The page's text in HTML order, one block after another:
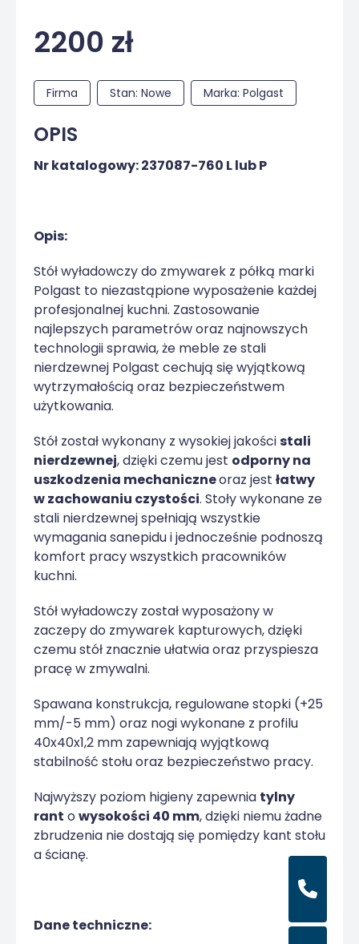
2200 zł
Firma Stan: Nowe Marka: Polgast
OPIS
Nr katalogowy: 237087-760 L lub P
Opis:
Stół wyładowczy do zmywarek z półką marki
Polgast to niezastąpione wyposażenie każdej
profesjonalnej kuchni. Zastosowanie
najlepszych parametrów oraz najnowszych
technologii sprawia, że meble ze stali
nierdzewnej Polgast cechują się wyjątkową
wytrzymałością oraz bezpieczeństwem
użytkowania.
Stół został wykonany z wysokiej jakościstali
nierdzewnej, dzięki czemu jest odporny na
uszkodzenia mechaniczneoraz jest łatwy
w zachowaniu czystości. Stoły wykonane ze
stali nierdzewnej spełniają wszystkie
wymagania sanepidu i jednocześnie podnoszą
komfort pracy wszystkich pracowników
kuchni.
Stół wyładowczy został wyposażony w
zaczepy do zmywarek kapturowych, dzięki
czemu stół znacznie ułatwia oraz przyspiesza
pracę w zmywalni.
Spawana konstrukcja, regulowane stopki (+25
mm/-5 mm) oraz nogi wykonane z profilu
40x40x1,2 mm zapewniają wyjątkową
stabilność stołu oraz bezpieczeństwo pracy.
Najwyższy poziom higieny zapewnia tylny
rant o wysokości 40 mm, dzięki niemu żadne
zbrudzenia nie dostają się pomiędzy kant stołu
a ścianę.
Dane techniczne: